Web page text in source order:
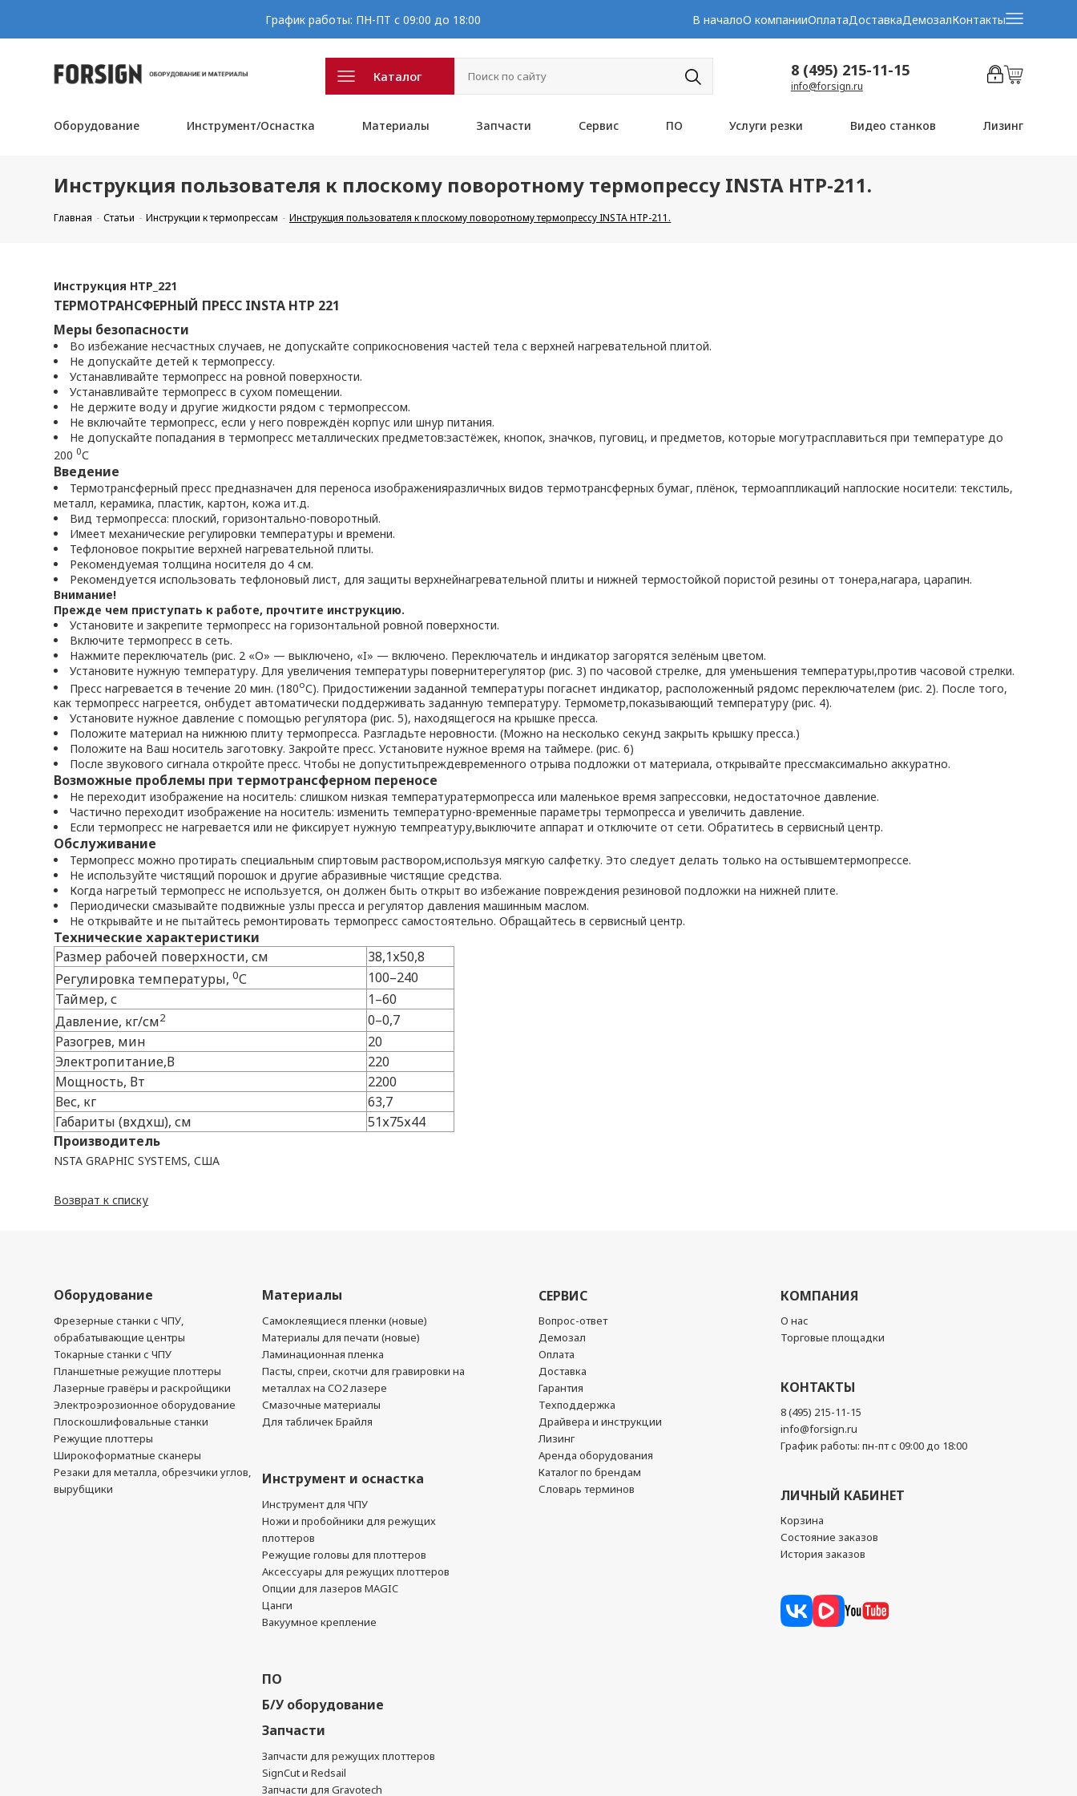
График работы: ПН-ПТ с 09:00 до 18:00 В началоО компанииОплатаДоставкаДемозалКонтакты
Каталог 8 (495) 215-11-15
info@forsign.ru
Оборудование Инструмент/Оснастка Материалы Запчасти Сервис ПО Услуги резки Видео станков Лизинг
Инструкция пользователя к плоскому поворотному термопрессу INSTA HTP-211.
Главная Статьи Инструкции к термопрессам Инструкция пользователя к плоскому поворотному термопрессу INSTA HTP-211.
Инструкция HTP_221
ТЕРМОТРАНСФЕРНЫЙ ПРЕСС INSTA HTP 221
Меры безопасности
Во избежание несчастных случаев, не допускайте соприкосновения частей тела с верхней нагревательной плитой.
Не допускайте детей к термопрессу.
Устанавливайте термопресс на ровной поверхности.
Устанавливайте термопресс в сухом помещении.
Не держите воду и другие жидкости рядом с термопрессом.
Не включайте термопресс, если у него повреждён корпус или шнур питания.
Не допускайте попадания в термопресс металлических предметов:застёжек, кнопок, значков, пуговиц, и предметов, которые могутрасплавиться при температуре до
200 0С
Введение
Термотрансферный пресс предназначен для переноса изображенияразличных видов термотрансферных бумаг, плёнок, термоаппликаций наплоские носители: текстиль,
металл, керамика, пластик, картон, кожа ит.д.
Вид термопресса: плоский, горизонтально-поворотный.
Имеет механические регулировки температуры и времени.
Тефлоновое покрытие верхней нагревательной плиты.
Рекомендуемая толщина носителя до 4 см.
Рекомендуется использовать тефлоновый лист, для защиты верхнейнагревательной плиты и нижней термостойкой пористой резины от тонера,нагара, царапин.
Внимание!
Прежде чем приступать к работе, прочтите инструкцию.
Установите и закрепите термопресс на горизонтальной ровной поверхности.
Включите термопресс в сеть.
Нажмите переключатель (рис. 2 «О» — выключено, «I» — включено. Переключатель и индикатор загорятся зелёным цветом.
Установите нужную температуру. Для увеличения температуры повернитерегулятор (рис. 3) по часовой стрелке, для уменьшения температуры,против часовой стрелки.
Пресс нагревается в течение 20 мин. (180оС). Придостижении заданной температуры погаснет индикатор, расположенный рядомс переключателем (рис. 2). После того,
как термопресс нагреется, онбудет автоматически поддерживать заданную температуру. Термометр,показывающий температуру (рис. 4).
Установите нужное давление с помощью регулятора (рис. 5), находящегося на крышке пресса.
Положите материал на нижнюю плиту термопресса. Разгладьте неровности. (Можно на несколько секунд закрыть крышку пресса.)
Положите на Ваш носитель заготовку. Закройте пресс. Установите нужное время на таймере. (рис. 6)
После звукового сигнала откройте пресс. Чтобы не допуститьпреждевременного отрыва подложки от материала, открывайте прессмаксимально аккуратно.
Возможные проблемы при термотрансферном переносе
Не переходит изображение на носитель: слишком низкая температуратермопресса или маленькое время запрессовки, недостаточное давление.
Частично переходит изображение на носитель: изменить температурно-временные параметры термопресса и увеличить давление.
Если термопресс не нагревается или не фиксирует нужную темпреатуру,выключите аппарат и отключите от сети. Обратитесь в сервисный центр.
Обслуживание
Термопресс можно протирать специальным спиртовым раствором,используя мягкую салфетку. Это следует делать только на остывшемтермопрессе.
Не используйте чистящий порошок и другие абразивные чистящие средства.
Когда нагретый термопресс не используется, он должен быть открыт во избежание повреждения резиновой подложки на нижней плите.
Периодически смазывайте подвижные узлы пресса и регулятор давления машинным маслом.
Не открывайте и не пытайтесь ремонтировать термопресс самостоятельно. Обращайтесь в сервисный центр.
Технические характеристики
Размер рабочей поверхности, см
38,1х50,8
Регулировка температуры,0С
100–240
Таймер, с
1–60
Давление, кг/см2
0–0,7
Разогрев, мин
20
Электропитание,В
220
Мощность, Вт
2200
Вес, кг
63,7
Габариты (вхдхш), см
51х75х44
Производитель
NSTA GRAPHIC SYSTEMS, США
Возврат к списку
Оборудование
Фрезерные станки с ЧПУ,
обрабатывающие центры
Токарные станки с ЧПУ
Планшетные режущие плоттеры
Лазерные гравёры и раскройщики
Электроэрозионное оборудование
Плоскошлифовальные станки
Режущие плоттеры
Широкоформатные сканеры
Резаки для металла, обрезчики углов,
вырубщики
Материалы
Самоклеящиеся пленки (новые)
Материалы для печати (новые)
Ламинационная пленка
Пасты, спреи, скотчи для гравировки на
металлах на CO2 лазере
Смазочные материалы
Для табличек Брайля
Инструмент и оснастка
Инструмент для ЧПУ
Ножи и пробойники для режущих
плоттеров
Режущие головы для плоттеров
Аксессуары для режущих плоттеров
Опции для лазеров MAGIC
Цанги
Вакуумное крепление
ПО
Б/У оборудование
Запчасти
Запчасти для режущих плоттеров
SignCut и Redsail
Запчасти для Gravotech
СЕРВИС
Вопрос-ответ
Демозал
Оплата
Доставка
Гарантия
Техподдержка
Драйвера и инструкции
Лизинг
Аренда оборудования
Каталог по брендам
Словарь терминов
КОМПАНИЯ
О нас
Торговые площадки
КОНТАКТЫ
8 (495) 215-11-15
info@forsign.ru
График работы: пн-пт с 09:00 до 18:00
ЛИЧНЫЙ КАБИНЕТ
Корзина
Состояние заказов
История заказов